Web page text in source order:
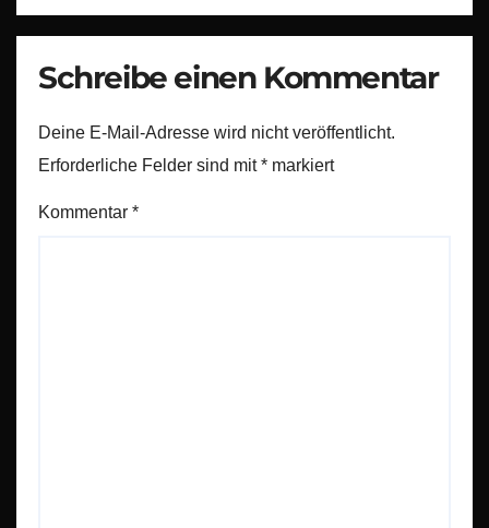
Schreibe einen Kommentar
Deine E-Mail-Adresse wird nicht veröffentlicht.
Erforderliche Felder sind mit* markiert
Kommentar *